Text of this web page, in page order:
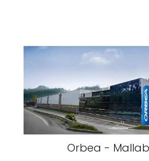
Orbea -